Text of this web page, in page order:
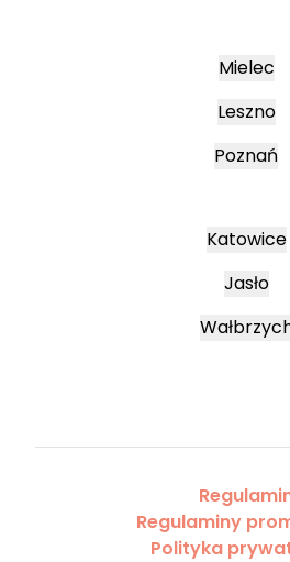
Mielec
Leszno
Poznań
Katowice
Jasło
Regulaminy
Polityka